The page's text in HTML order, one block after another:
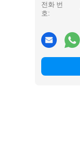
전화 번
호: